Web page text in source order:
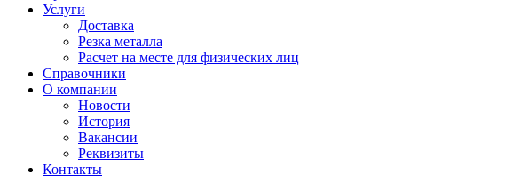
Услуги
Доставка
Резка металла
Расчет на месте для физических лиц
Справочники
О компании
Новости
История
Вакансии
Реквизиты
Контакты